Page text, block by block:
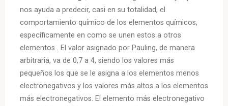
nos ayuda a predecir, casi en su totalidad, el
comportamiento químico de los elementos químicos,
específicamente en como se unen estos a otros
elementos . El valor asignado por Pauling, de manera
arbitraria, va de 0,7 a 4, siendo los valores más
pequeños los que se le asigna a los elementos menos
electronegativos y los valores más altos a los elementos
más electronegativos. El elemento más electronegativo